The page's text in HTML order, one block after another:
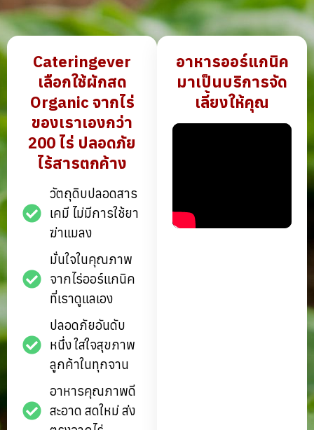
Cateringever
เลือกใช้ผักสด
Organic จากไร่
ของเราเองกว่า
200 ไร่ ปลอดภัย
ไร้สารตกค้าง
วัตถุดิบปลอดสาร
เคมี ไม่มีการใช้ยา
ฆ่าแมลง
มั่นใจในคุณภาพ
จากไร่ออร์แกนิค
ที่เราดูแลเอง
ปลอดภัยอันดับ
หนึ่ง ใส่ใจสุขภาพ
ลูกค้าในทุกจาน
อาหารคุณภาพดี
สะอาด สดใหม่ ส่ง
อาหารออร์แกนิค
มาเป็นบริการจัด
เลี้ยงให้คุณ